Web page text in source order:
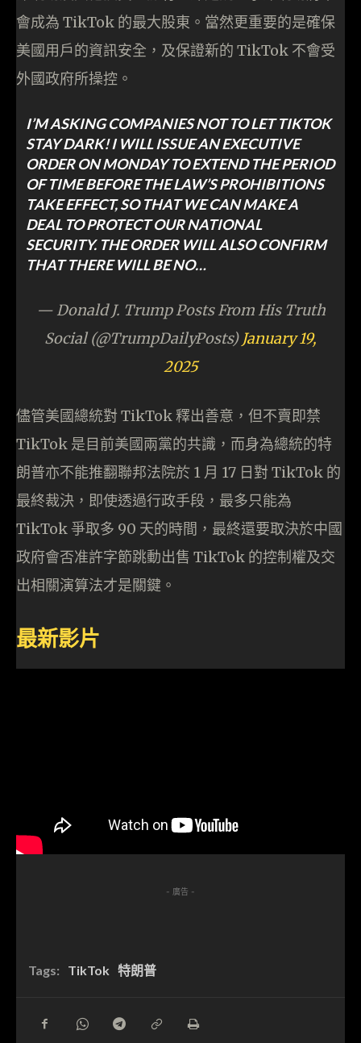
會成為 TikTok 的最大股東。當然更重要的是確保
美國用戶的資訊安全，及保證新的 TikTok 不會受
外國政府所操控。
I’M ASKING COMPANIES NOT TO LET TIKTOK
STAY DARK! I WILL ISSUE AN EXECUTIVE
ORDER ON MONDAY TO EXTEND THE PERIOD
OF TIME BEFORE THE LAW’S PROHIBITIONS
TAKE EFFECT, SO THAT WE CAN MAKE A
DEAL TO PROTECT OUR NATIONAL
SECURITY. THE ORDER WILL ALSO CONFIRM
THAT THERE WILL BE NO…
— Donald J. Trump Posts From His Truth
Social (@TrumpDailyPosts) January 19,
2025
儘管美國總統對 TikTok 釋出善意，但不賣即禁
TikTok 是目前美國兩黨的共識，而身為總統的特
朗普亦不能推翻聯邦法院於 1 月 17 日對 TikTok 的
最終裁決，即使透過行政手段，最多只能為
TikTok 爭取多 90 天的時間，最終還要取決於中國
政府會否准許字節跳動出售 TikTok 的控制權及交
出相關演算法才是關鍵。
最新影片
- 廣告 -
Tags: TikTok 特朗普